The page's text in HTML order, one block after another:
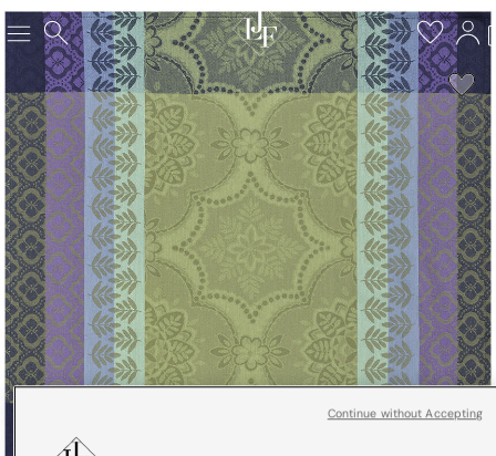
Continue without Accepting